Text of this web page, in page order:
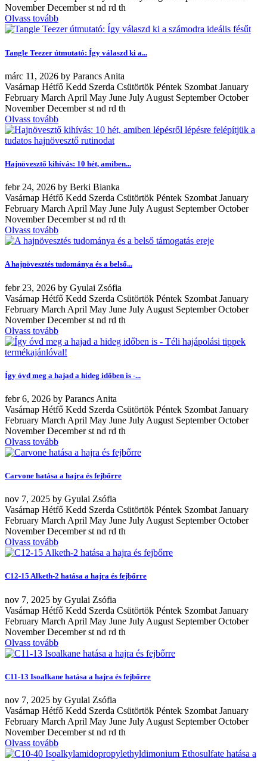
November December st nd rd th
Olvass tovább
Tangle Teezer útmutató: Így válaszd ki a...
márc 11, 2026 by Parancs Anita
Vasárnap Hétfő Kedd Szerda Csütörtök Péntek Szombat January
February March April May June July August September October
November December st nd rd th
Olvass tovább
Hajnövesztő kihívás: 10 hét, amiben...
febr 24, 2026 by Berki Bianka
Vasárnap Hétfő Kedd Szerda Csütörtök Péntek Szombat January
February March April May June July August September October
November December st nd rd th
Olvass tovább
A hajnövesztés tudománya és a belső...
febr 23, 2026 by Gyulai Zsófia
Vasárnap Hétfő Kedd Szerda Csütörtök Péntek Szombat January
February March April May June July August September October
November December st nd rd th
Olvass tovább
Így óvd meg a hajad a hideg időben is -...
febr6, 2026 by Parancs Anita
Vasárnap Hétfő Kedd Szerda Csütörtök Péntek Szombat January
February March April May June July August September October
November December st nd rd th
Olvass tovább
Carvone hatása a hajra és fejbőrre
nov 7, 2025 by Gyulai Zsófia
Vasárnap Hétfő Kedd Szerda Csütörtök Péntek Szombat January
February March April May June July August September October
November December st nd rd th
Olvass tovább
C12-15 Alketh-2 hatása a hajra és fejbőrre
nov 7, 2025 by Gyulai Zsófia
Vasárnap Hétfő Kedd Szerda Csütörtök Péntek Szombat January
February March April May June July August September October
November December st nd rd th
Olvass tovább
C11-13 Isoalkane hatása a hajra és fejbőrre
nov 7, 2025 by Gyulai Zsófia
Vasárnap Hétfő Kedd Szerda Csütörtök Péntek Szombat January
February March April May June July August September October
November December st nd rd th
Olvass tovább